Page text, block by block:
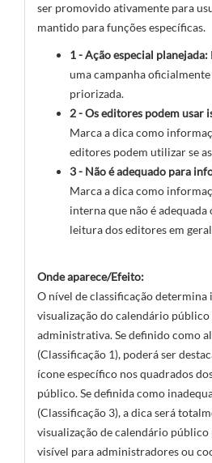
ser promovido ativamente para
mantido para funções específicas.
1 - Ação especial planejada:
uma campanha
priorizada.
2 - Os editores podem usar
Marca a dica como
editores podem utilizar se
3 - Não é adequado para
Marca a dica como
interna que não é adequada
leitura dos editores em
Onde aparece/Efeito:
O nível de classificação determina
visualização do calendário público
administrativa. Se definido como
(Classificação 1), poderá ser
ícone específico nos quadrados
público. Se definida como
(Classificação 3), a dica será
visualização de calendário público
visível para administradores ou